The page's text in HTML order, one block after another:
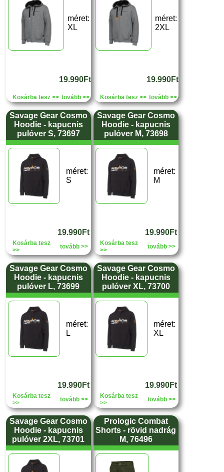
méret:
XL
19.990Ft
Kosárba tesz >> tovább >>
méret:
2XL
19.990Ft
Kosárba tesz >> tovább >>
Savage Gear Cosmo
Hoodie - kapucnis
pulóver S, 73697
méret:
S
19.990Ft
Kosárba tesz
>>
tovább >>
Savage Gear Cosmo
Hoodie - kapucnis
pulóver M, 73698
méret:
M
19.990Ft
Kosárba tesz
>>
tovább >>
Savage Gear Cosmo
Hoodie - kapucnis
pulóver L, 73699
méret:
L
19.990Ft
Kosárba tesz
>>
tovább >>
Savage Gear Cosmo
Hoodie - kapucnis
pulóver XL, 73700
méret:
XL
19.990Ft
Kosárba tesz
>>
tovább >>
Savage Gear Cosmo
Hoodie - kapucnis
pulóver 2XL, 73701
Prologic Combat
Shorts - rövid nadrág
M, 76496